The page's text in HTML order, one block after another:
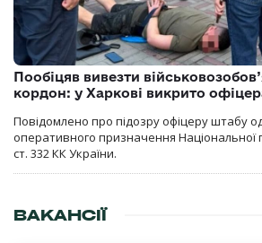
Пообіцяв вивезти
кордон: у Харкові викрито
Повідомлено про підозру офіцеру штабу
оперативного призначення Національної
ст. 332 КК України.
ВАКАНСІЇ